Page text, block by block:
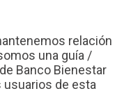
relación
una guía /
Banco Bienestar
usuarios de esta